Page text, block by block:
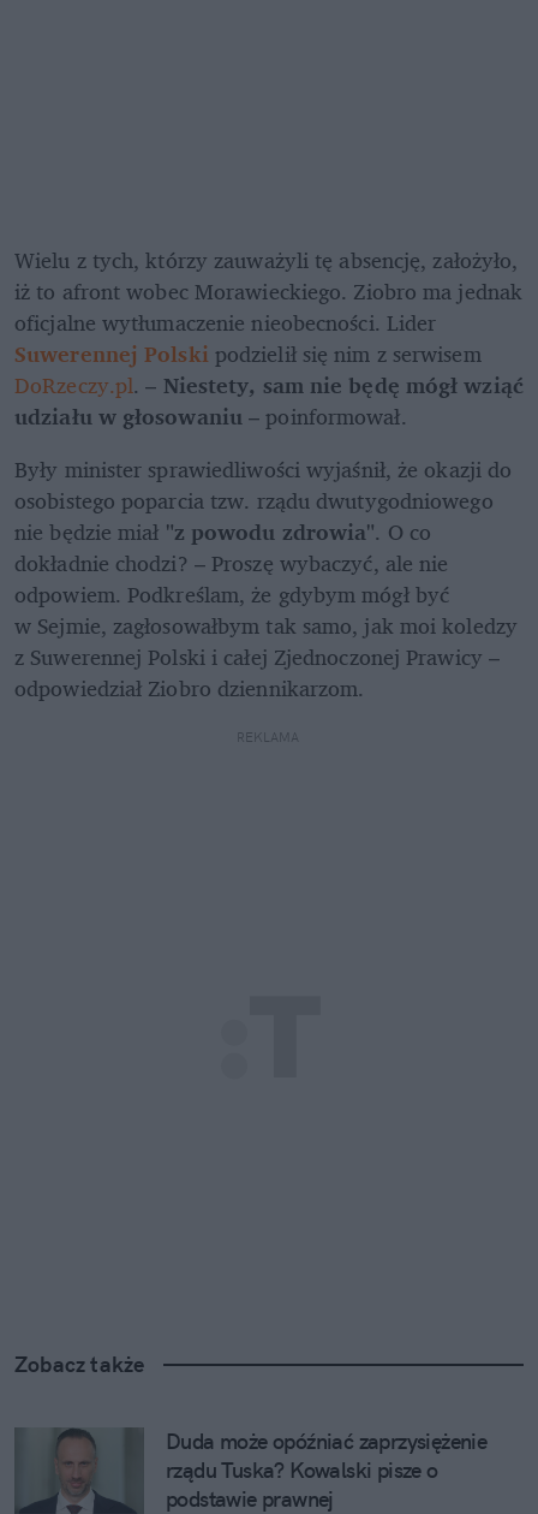
Wielu z tych, którzy zauważyli tę absencję, założyło,
iż to afront wobec Morawieckiego. Ziobro ma jednak
Suwerennej Polski
podzielił się nim z serwisem
DoRzeczy.pl. – Niestety, sam nie będę mógł wziąć
udziału w głosowaniu – poinformował.
Były minister sprawiedliwości wyjaśnił, że okazji do
osobistego poparcia tzw. rządu dwutygodniowego
nie będzie miał "z powodu zdrowia". O co
dokładnie chodzi? – Proszę wybaczyć, ale nie
odpowiem. Podkreślam, że gdybym mógł być
w Sejmie, zagłosowałbym tak samo, jak moi koledzy
z Suwerennej Polski i całej Zjednoczonej Prawicy –
odpowiedział Ziobro dziennikarzom.
REKLAMA
Zobacz także
Duda może opóźniać zaprzysiężenie
rządu Tuska? Kowalski pisze o
podstawie prawnej